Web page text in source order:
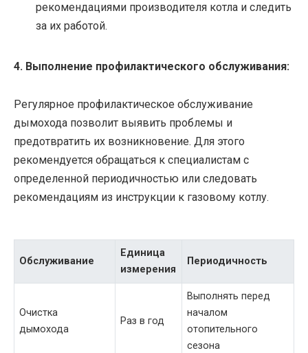
рекомендациями производителя котла и следить
за их работой.
4. Выполнение профилактического обслуживания:
Регулярное профилактическое обслуживание
дымохода позволит выявить проблемы и
предотвратить их возникновение. Для этого
рекомендуется обращаться к специалистам с
определенной периодичностью или следовать
рекомендациям из инструкции к газовому котлу.
Обслуживание
Единица
измерения
Периодичность
Очистка
дымохода
Раз в год
Выполнять перед
началом
отопительного
сезона